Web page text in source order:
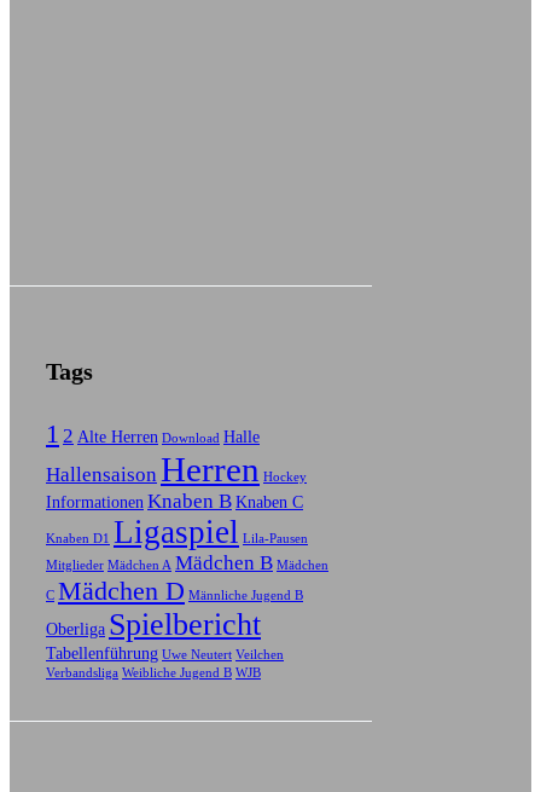
Tags
1 2 Alte Herren Download Halle
Hallensaison Herren Hockey
Informationen Knaben BKnaben C
Knaben D1 Ligaspiel Lila-Pausen
Mitglieder Mädchen A Mädchen B Mädchen
C Mädchen D Männliche Jugend B
Oberliga Spielbericht
Tabellenführung Uwe Neutert Veilchen
Verbandsliga Weibliche Jugend B WJB